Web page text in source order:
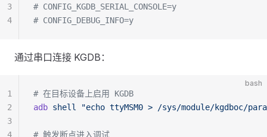
# CONFIG_KGDB_SERIAL_CONSOLE=y
# CONFIG_DEBUG_INFO=y
3
4
通过串口连接 KGDB：
bash
# 在目标设备上启用 KGDB
adb shell "echo ttyMSM0 > /sys/module/kgdboc/
# 触发断点进入调试
1
2
3
4